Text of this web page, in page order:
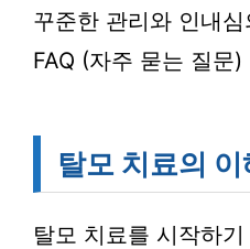
꾸준한 관리와 인내심
FAQ (자주 묻는 질문)
탈모 치료의 이
탈모 치료를 시작하